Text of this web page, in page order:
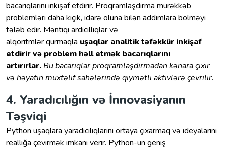
bacarıqlarını inkişaf etdirir. Proqramlaşdırma mürəkkəb
problemləri daha kiçik, idarə oluna bilən addımlara bölməyi
tələb edir. Məntiqi ardıcıllıqlar və
alqoritmlər qurmaqla uşaqlar analitik təfəkkür inkişaf
etdirir və problem həll etmək bacarıqlarını
artırırlar. Bu bacarıqlar proqramlaşdırmadan kənara çıxır
və həyatın müxtəlif sahələrində qiymətli aktivlərə çevrilir.
4. Yaradıcılığın və İnnovasiyanın
Təşviqi
Python uşaqlara yaradıcılıqlarını ortaya çıxarmaq və ideyalarını
reallığa çevirmək imkanı verir. Python-un geniş